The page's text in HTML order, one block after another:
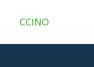
CCINO